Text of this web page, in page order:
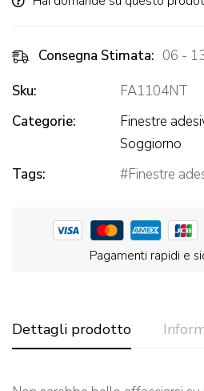
Consegna Stimata: 06 -
Sku:
FA1104NT
Categorie:
Finestre
Soggiorno
Tags:
Finestre
Pagamenti rapidi e
Dettagli prodotto